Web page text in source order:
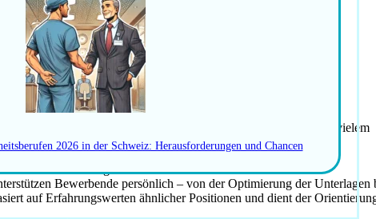
2026 in der Schweiz: Herausforderungen und Chancen
– überzeugend auftreten, authentisch bleiben
Motivationsschreiben und Bewerbungsunterlagen
bis zur Anmeldung vor Ort
oderSRK-Gebühren
: Hilfe bei Steuern, Versicherungen, Bankkonto, Zoll, Schulen und vielem
in Festanstellungen.
Bewerbende persönlich – von der Optimierung der Unterlagen
auf Erfahrungswerten ähnlicher Positionen und dient der